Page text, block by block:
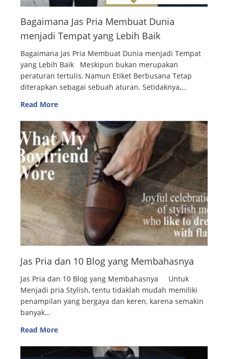
Bagaimana Jas Pria Membuat Dunia
menjadi Tempat yang Lebih Baik
Bagaimana Jas Pria Membuat Dunia menjadi Tempat
yang Lebih Baik Meskipun bukan merupakan
peraturan tertulis, Namun Etiket Berbusana Tetap
diterapkan sebagai sebuah aturan. Setidaknya,…
Read More
Jas Pria dan 10 Blog yang Membahasnya
Jas Pria dan 10 Blog yang Membahasnya Untuk
Menjadi pria Stylish, tentu tidaklah mudah memiliki
penampilan yang bergaya dan keren, karena semakin
banyak…
Read More